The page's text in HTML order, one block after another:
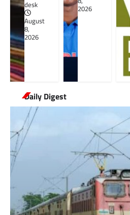
desk
August
8,
2026
2026
Daily Digest